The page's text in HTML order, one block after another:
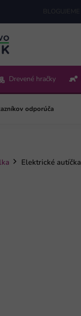
BLOGUJEME
Drevené hračky
odporúča
Elektrické autíčka